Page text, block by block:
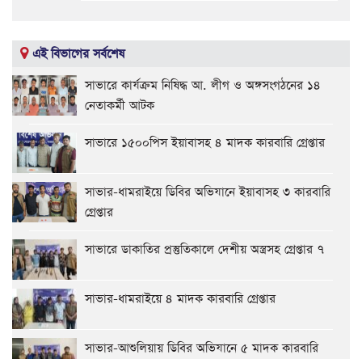
এই বিভাগের সর্বশেষ
সাভারে কার্যক্রম নিষিদ্ধ আ. লীগ ও অঙ্গসংগঠনের ১৪
নেতাকর্মী আটক
সাভারে ১৫০০পিস ইয়াবাসহ ৪ মাদক কারবারি গ্রেপ্তার
সাভার-ধামরাইয়ে ডিবির অভিযানে ইয়াবাসহ ৩ কারবারি
গ্রেপ্তার
সাভারে ডাকাতির প্রস্তুতিকালে দেশীয় অস্ত্রসহ গ্রেপ্তার ৭
সাভার-ধামরাইয়ে ৪ মাদক কারবারি গ্রেপ্তার
সাভার-আশুলিয়ায় ডিবির অভিযানে ৫ মাদক কারবারি